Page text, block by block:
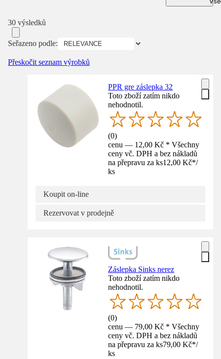
30 výsledků
Seřazeno podle:
Přeskočit seznam výrobků
PPR gre záslepka 32
Toto zboží zatím nikdo
nehodnotil.
(0)
cenu — 12,00 Kč * Všechny
ceny vč. DPH a bez nákladů
na přepravu za ks12,00 Kč*/
ks
Koupit on-line
Rezervovat v prodejně
Záslepka Sinks nerez
Toto zboží zatím nikdo
nehodnotil.
(0)
cenu — 79,00 Kč * Všechny
ceny vč. DPH a bez nákladů
na přepravu za ks79,00 Kč*/
ks